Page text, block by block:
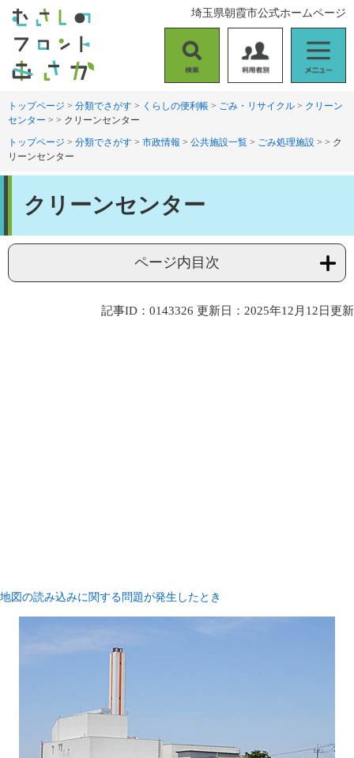
す
し
本
文
索
用
者
ニ
ュ
埼玉県朝霞市公式ホームページ
トップページ > 分類でさがす > くらしの便利帳 > ごみ・リサイクル > クリーン
センター > > クリーンセンター
トップページ > 分類でさがす > 市政情報 > 公共施設一覧 > ごみ処理施設 > > ク
リーンセンター
クリーンセンター
ページ内目次
記事ID：0143326 更新日：2025年12月12日更新
地図の読み込みに関する問題が発生したとき